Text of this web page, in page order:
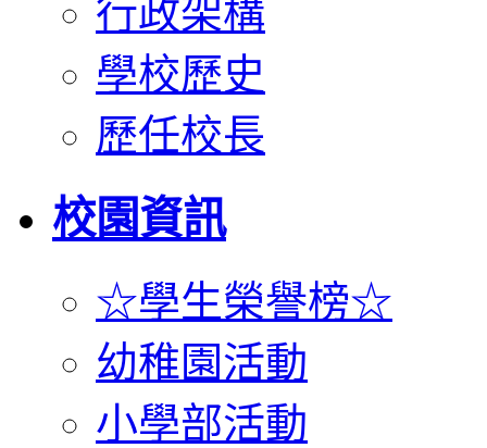
行政架構
學校歷史
歷任校長
校園資訊
☆學生榮譽榜☆
幼稚園活動
小學部活動